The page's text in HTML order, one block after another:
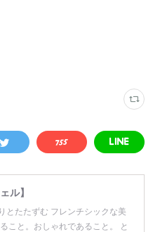
ル】
とたたずむ フレンチシックな美
こと。おしゃれであること。 と